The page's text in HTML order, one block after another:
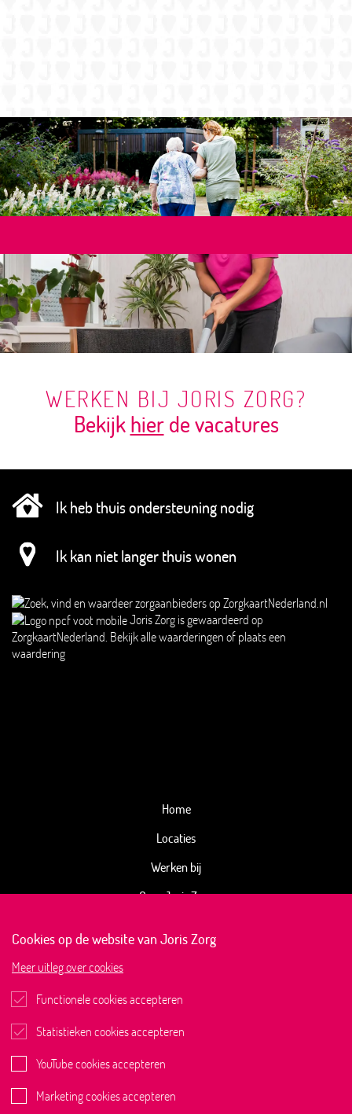
WERKEN BIJ JORIS ZORG?
Bekijkhierde vacatures
Joris Zorg is gewaardeerd op
ZorgkaartNederland. Bekijk alle waarderingen of plaats een
waardering
Home
Locaties
Werken bij
Over Joris Zorg
Ik heb thuis ondersteuning nodig
Ik kan niet langer thuis wonen
Cookies op de website van Joris Zorg
Meer uitleg over cookies
Functionele cookies accepteren
Statistieken cookies accepteren
YouTube cookies accepteren
Marketing cookies accepteren